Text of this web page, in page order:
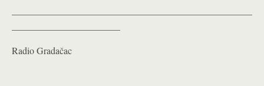
Radio Gradačac